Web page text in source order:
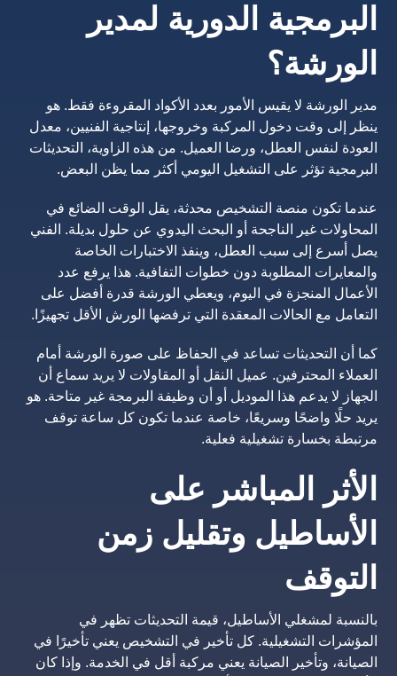
البرمجية الدورية لمدير
الورشة؟
مدير الورشة لا يقيس الأمور بعدد الأكواد المقروءة فقط. هو
ينظر إلى وقت دخول المركبة وخروجها، إنتاجية الفنيين، معدل
العودة لنفس العطل، ورضا العميل. من هذه الزاوية، التحديثات
البرمجية تؤثر على التشغيل اليومي أكثر مما يظن البعض.
عندما تكون منصة التشخيص محدثة، يقل الوقت الضائع في
المحاولات غير الناجحة أو البحث اليدوي عن حلول بديلة. الفني
يصل أسرع إلى سبب العطل، وينفذ الاختبارات الخاصة
والمعايرات المطلوبة دون خطوات التفافية. هذا يرفع عدد
الأعمال المنجزة في اليوم، ويعطي الورشة قدرة أفضل على
التعامل مع الحالات المعقدة التي ترفضها الورش الأقل تجهيزًا.
كما أن التحديثات تساعد في الحفاظ على صورة الورشة أمام
العملاء المحترفين. عميل النقل أو المقاولات لا يريد سماع أن
الجهاز لا يدعم هذا الموديل أو أن وظيفة البرمجة غير متاحة. هو
يريد حلًا واضحًا وسريعًا، خاصة عندما تكون كل ساعة توقف
مرتبطة بخسارة تشغيلية فعلية.
الأثر المباشر على
الأساطيل وتقليل زمن
التوقف
بالنسبة لمشغلي الأساطيل، قيمة التحديثات تظهر في
المؤشرات التشغيلية. كل تأخير في التشخيص يعني تأخيرًا في
الصيانة، وتأخير الصيانة يعني مركبة أقل في الخدمة. وإذا كان